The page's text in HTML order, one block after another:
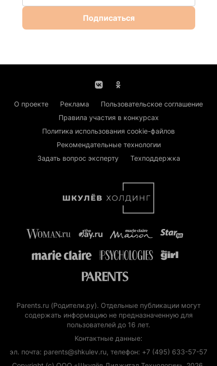
Подписаться
О проекте Реклама
Пользовательское соглашение
Правила участия в конкурсах
Политика использования cookie-файлов
Рекомендательные технологии
Задать вопрос эксперту
Техподдержка
Parents.ru (Родители.ру). Отдельные публикации могут
содержать информацию не предназначенную для
пользователей до 16 лет.
Контактные данные:
эл. почта: parents@shkulev.ru, телефон: +7 (495) 633-57-57